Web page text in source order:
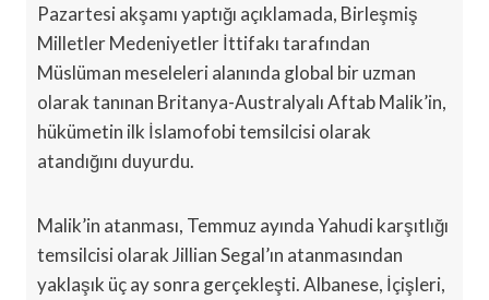
Pazartesi akşamı yaptığı açıklamada, Birleşmiş
Milletler Medeniyetler İttifakı tarafından
Müslüman meseleleri alanında global bir uzman
olarak tanınan Britanya-Australyalı Aftab Malik’in,
hükümetin ilk İslamofobi temsilcisi olarak
atandığını duyurdu.
Malik’in atanması, Temmuz ayında Yahudi karşıtlığı
temsilcisi olarak Jillian Segal’ın atanmasından
yaklaşık üç ay sonra gerçekleşti. Albanese, İçişleri,